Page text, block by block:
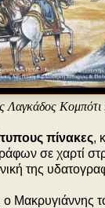
Λαγκάδος Κομπότι
πίνακες,
σε χαρτί
της
Μακρυγιάννης